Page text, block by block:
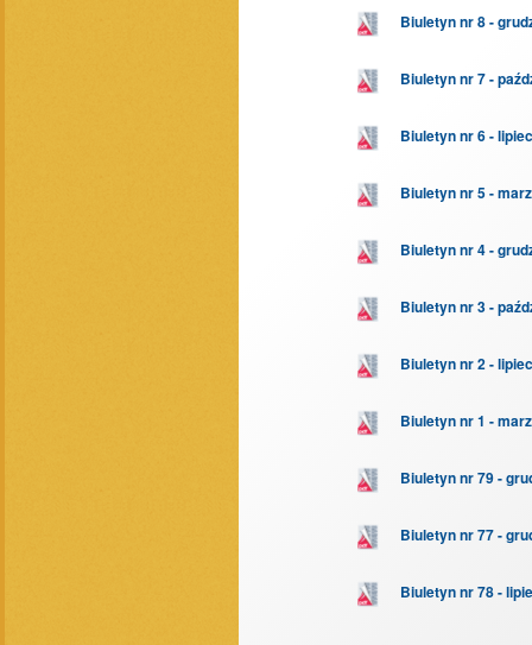
Biuletyn nr 8 -
Biuletyn nr 7 -
Biuletyn nr 6 -
Biuletyn nr 5 -
Biuletyn nr 4 -
Biuletyn nr 3 -
Biuletyn nr 2 -
Biuletyn nr 1 -
Biuletyn nr 79 -
Biuletyn nr 77 -
Biuletyn nr 78 -